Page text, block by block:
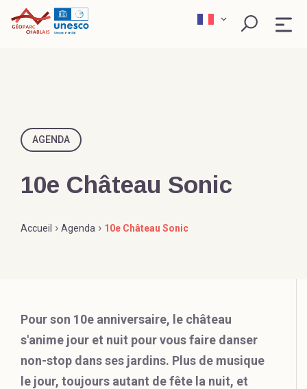
PÉDAGOGIE
SCIENCE ET RECHERCHE
AGENDA
10e Château Sonic
Accueil › Agenda › 10e Château Sonic
Pour son 10e anniversaire, le château
s'anime jour et nuit pour vous faire danser
non-stop dans ses jardins. Plus de musique
le jour, toujours autant de fête la nuit, et